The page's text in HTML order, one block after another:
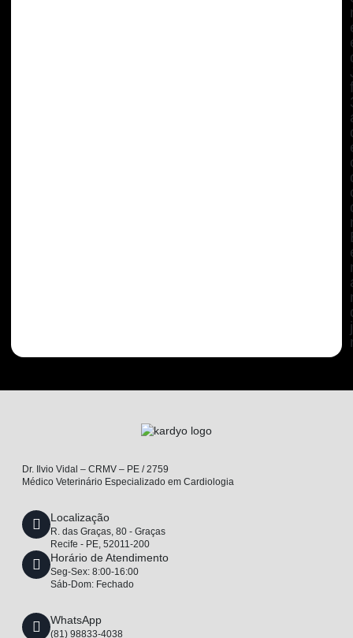
Dr. Ilvio Vidal – CRMV – PE / 2759
Médico Veterinário Especializado em Cardiologia
Localização
R. das Graças, 80 - Graças
Recife - PE, 52011-200
Horário de Atendimento
Seg-Sex: 8:00-16:00
Sáb-Dom: Fechado
WhatsApp
(81) 98833-4038